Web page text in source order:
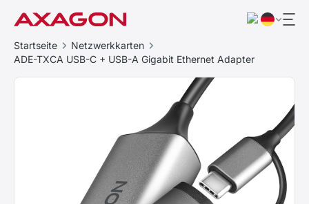
Startseite
Netzwerkkarten
ADE-TXCA USB-C + USB-A Gigabit Ethernet Adapter